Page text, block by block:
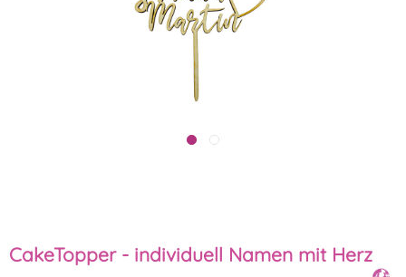
CakeTopper - individuell Namen mit Herz